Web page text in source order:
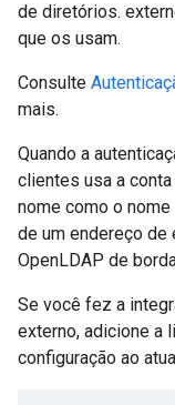
de diretórios.
que os usam.
Consulte
mais.
Quando a
clientes usa a
nome como o
de um endereço de
OpenLDAP de
Se você fez a
externo, adicione a
configuração ao